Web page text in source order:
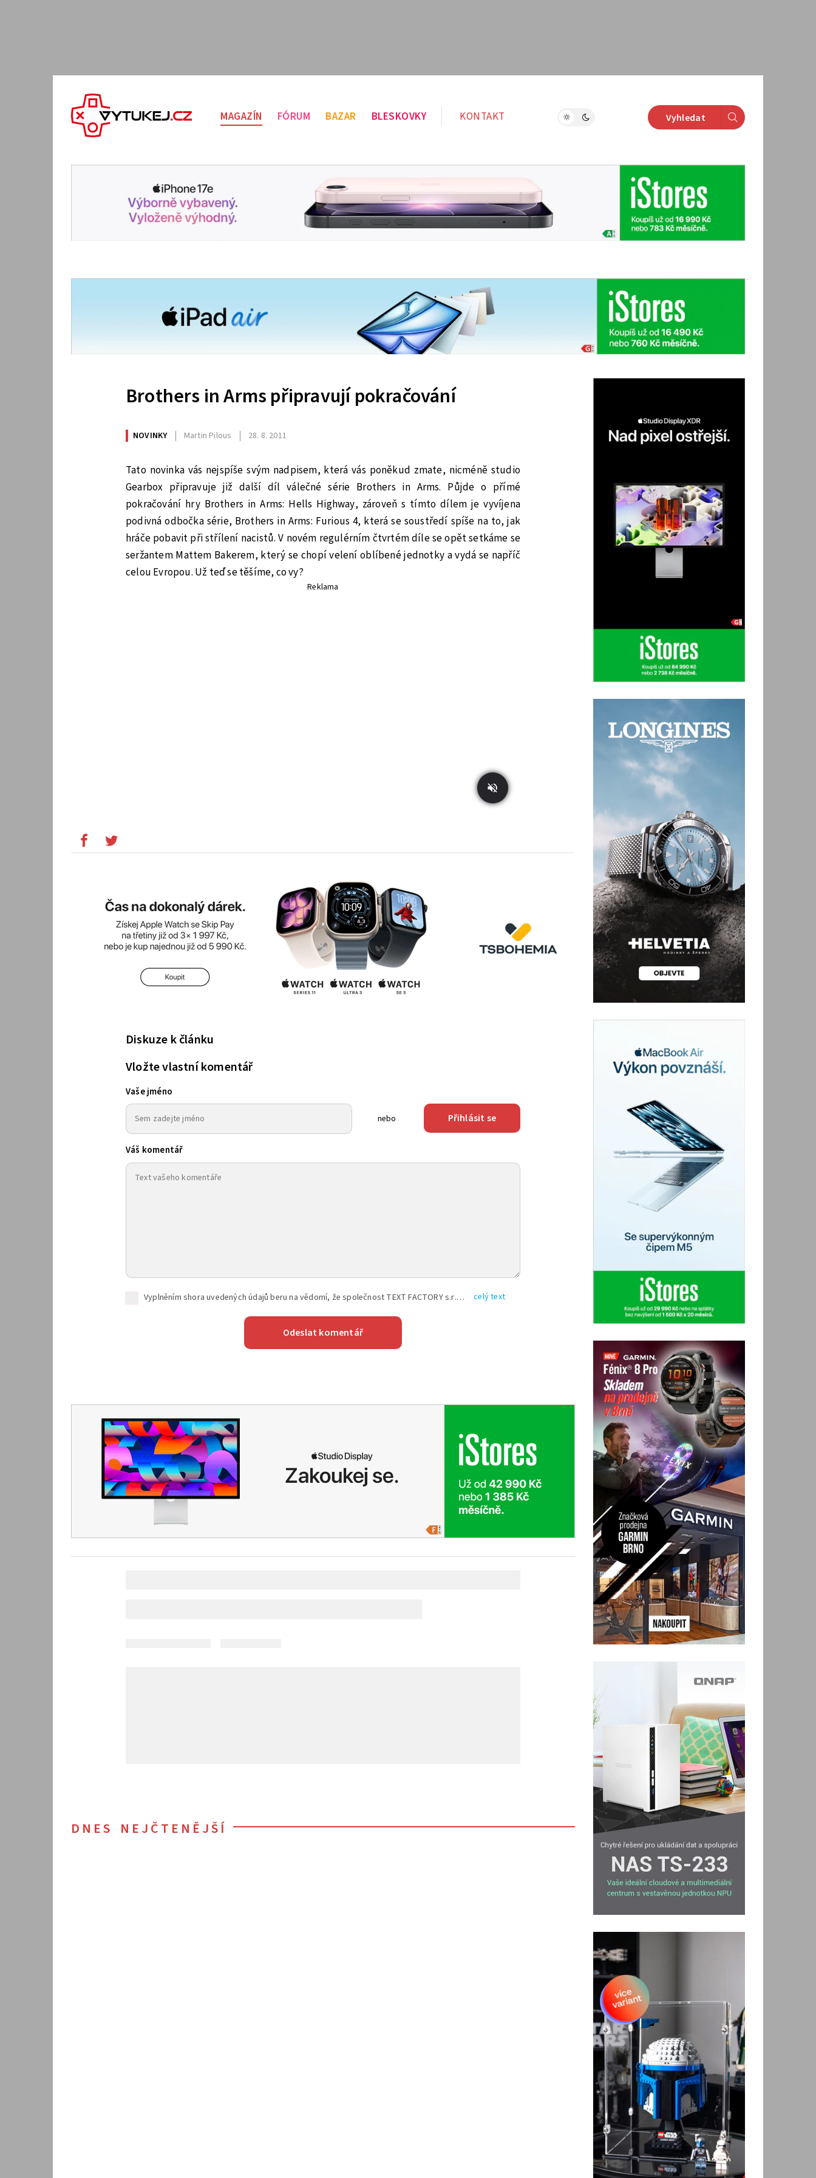
MAGAZÍN FÓRUM BAZAR BLESKOVKY KONTAKT Vyhledat
Brothers in Arms připravují pokračování
NOVINKY Martin Pilous 28. 8. 2011
Tato novinka vás nejspíše svým nadpisem, která vás poněkud zmate, nicméně studio
Gearbox připravuje již další díl válečné série Brothers in Arms. Půjde o přímé
pokračování hry Brothers in Arms: Hells Highway, zároveň s tímto dílem je vyvíjena
podivná odbočka série, Brothers in Arms: Furious 4, která se soustředí spíše na to, jak
hráče pobavit při střílení nacistů. V novém regulérním čtvrtém díle se opět setkáme se
seržantem Mattem Bakerem, který se chopí velení oblíbené jednotky a vydá se napříč
celou Evropou. Už teď se těšíme, co vy?
Reklama
Diskuze k článku
Vložte vlastní komentář
Vaše jméno
nebo Přihlásit se
Váš komentář
Vyplněním shora uvedených údajů beru na vědomí, že společnost TEXT FACTORY s.r.o., sídlem Brno, Durďákova 336/29, Černá Pole, PSČ: 613 00, IČ: 06157831, zapsané u Krajského soudu v Brně, oddíl C, vložka 100399, bude zpracovávat mé osobní údaje uvedené v rámci mnou vyplněného registračního formuláře na základě oprávněných zájmů TEXT FACTORY s.r.o. dle čl. 6 odst. 1 písm. f) GDPR a pro splnění právních povinností (čl. 6 odst. 1 písm. c) GDPR), a to pro tyto účely: nezbytnost zajistit oprávnění návštěvníka webových stránek provozovaných společností TEXT FACTORY s.r.o. přispívat aktivně ke zveřejněným článkům nebo v rámci diskusních fór a výkon práv TEXT FACTORY s.r.o. jako administrátora těchto diskusních fór. Více informací o zpracování osobních údajů a právech lze nalézt v celý text
DNES NEJČTENĚJŠÍ